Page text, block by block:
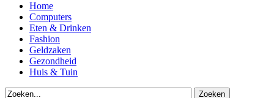
Home
Computers
Eten & Drinken
Fashion
Geldzaken
Gezondheid
Huis & Tuin